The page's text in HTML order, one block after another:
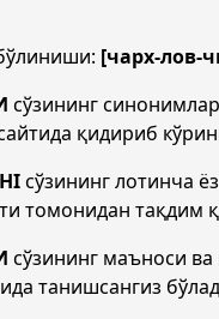
[чарх-лов-
сўзининг
қидириб
сўзининг лотинча
томонидан тақдим
сўзининг маъноси
танишсангиз